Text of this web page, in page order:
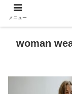
woman
メニュー